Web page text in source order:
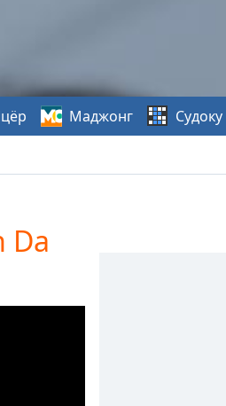
Маджонг Судоку
Da